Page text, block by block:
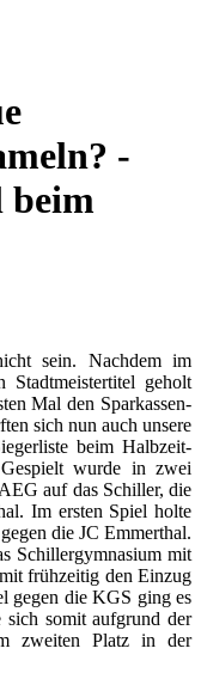
-
beim
sein. Nachdem im
Stadtmeistertitel geholt
Mal den Sparkassen-
sich nun auch unsere
beim Halbzeit-
wurde in zwei
auf das Schiller, die
Im ersten Spiel holte
die JC Emmerthal.
Schillergymnasium mit
frühzeitig den Einzug
gegen die KGS ging es
sich somit aufgrund der
zweiten Platz in der